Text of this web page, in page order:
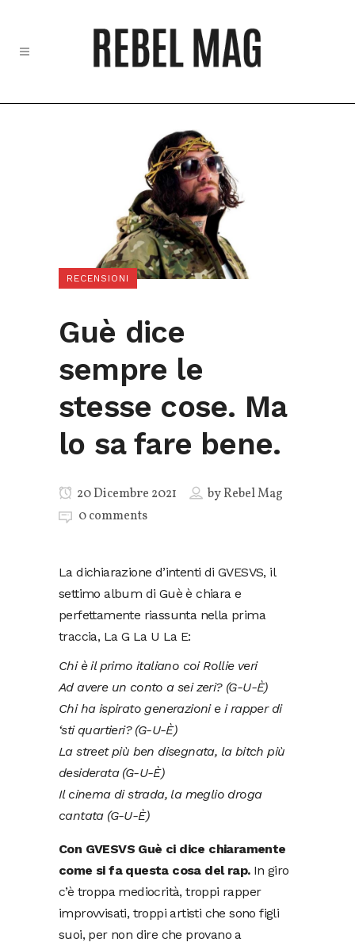
RECENSIONI
Guè dice
sempre le
stesse cose. Ma
lo sa fare bene.
20 Dicembre 2021 byRebel Mag
0 comments
La dichiarazione d’intenti di GVESVS, il
settimo album di Guè è chiara e
perfettamente riassunta nella prima
traccia, La G La U La E:
Chi è il primo italiano coi Rollie veri
Ad avere un conto a sei zeri? (G-U-È)
Chi ha ispirato generazioni e i rapper di
‘sti quartieri? (G-U-È)
La street più ben disegnata, la bitch più
desiderata (G-U-È)
Il cinema di strada, la meglio droga
cantata (G-U-È)
Con GVESVS Guè ci dice chiaramente
come si fa questa cosa del rap.In giro
c’è troppa mediocrità, troppi rapper
improvvisati, troppi artisti che sono figli
suoi, per non dire che provano a